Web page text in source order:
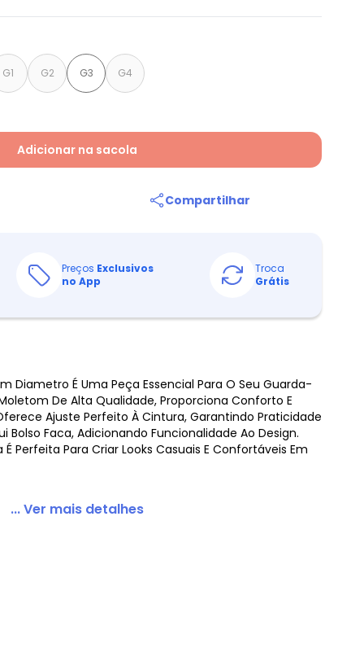
Preto
G1 G2 G3 G4
Adicionar na sacola
Compartilhar
Preços Exclusivos
no App
Troca
Grátis
Diametro É Uma Peça Essencial Para O Seu Guarda-
De Alta Qualidade, Proporciona Conforto E
Ajuste Perfeito À Cintura, Garantindo Praticidade
Bolso Faca, Adicionando Funcionalidade Ao Design.
É Perfeita Para Criar Looks Casuais E Confortáveis Em
... Ver mais detalhes